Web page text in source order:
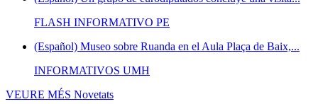
FLASH INFORMATIVO PE
(Español) Museo sobre Ruanda en el Aula Plaça de Baix,...
INFORMATIVOS UMH
VEURE MÉS Novetats